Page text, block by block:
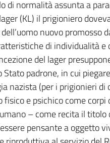
di normalità assunta a
(KL) il prigioniero
nuovo promosso
di individualità e
del lager
padrone, in cui
nazista (per i prigionieri
fisico e psichico come
– come recita il
pensante a oggetto